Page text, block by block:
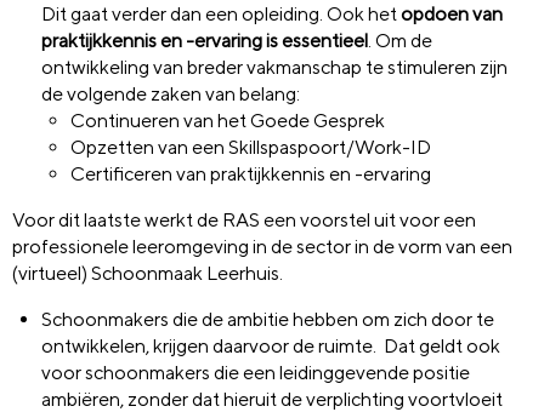
Dit gaat verder dan een opleiding. Ook het opdoen van
praktijkkennis en -ervaring is essentieel . Om de
ontwikkeling van breder vakmanschap te stimuleren zijn
de volgende zaken van belang:
Continueren van het Goede Gesprek
Opzetten van een Skillspaspoort/Work-ID
Certificeren van praktijkkennis en -ervaring
Voor dit laatste werkt de RAS een voorstel uit voor een
professionele leeromgeving in de sector in de vorm van een
(virtueel) Schoonmaak Leerhuis.
Schoonmakers die de ambitie hebben om zich door te
ontwikkelen, krijgen daarvoor de ruimte. Dat geldt ook
voor schoonmakers die een leidinggevende positie
ambiëren, zonder dat hieruit de verplichting voortvloeit